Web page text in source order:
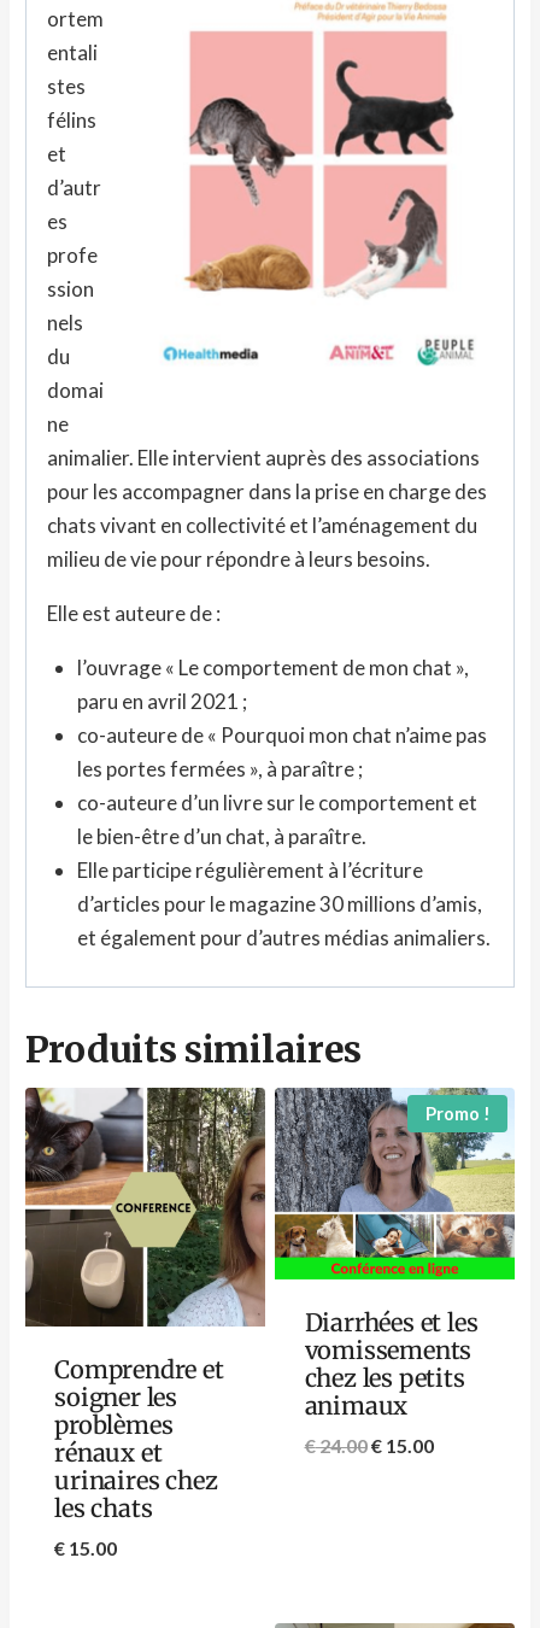
ortem
entali
stes
félins
et
d’autr
es
profe
ssion
nels
du
domai
ne
animalier. Elle intervient auprès des associations
pour les accompagner dans la prise en charge des
chats vivant en collectivité et l’aménagement du
milieu de vie pour répondre à leurs besoins.
Elle est auteure de :
l’ouvrage « Le comportement de mon chat »,
paru en avril 2021 ;
co-auteure de « Pourquoi mon chat n’aime pas
les portes fermées », à paraître ;
co-auteure d’un livre sur le comportement et
le bien-être d’un chat, à paraître.
Elle participe régulièrement à l’écriture
d’articles pour le magazine 30 millions d’amis,
et également pour d’autres médias animaliers.
Produits similaires
Comprendre et
soigner les
problèmes
rénaux et
urinaires chez
les chats
€ 15.00
Promo !
Diarrhées et les
vomissements
chez les petits
animaux
€24.00€15.00